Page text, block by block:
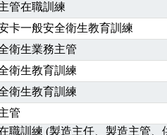
～～前導課程看這邊推出囉～～
】前導課程推出公告！
】要怎麼進修自我？課程百百種選擇
製造安全主任」、「隧道等襯砌作
】碳中和核心職能系列課程資訊
】115年製造業危害預防職場安衛法
因應颱風來襲，若遇停班停課消息
資】06/03-06/08堆高機課程，政府
管在職訓練
卡一般安全衛生教育訓練
衛生業務主管
衛生教育訓練
衛生教育訓練
管
職訓練 (製造主任、製造主管、